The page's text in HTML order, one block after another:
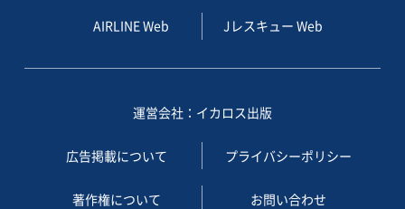
AIRLINE Web Jレスキュー Web
運営会社：イカロス出版
広告掲載について プライバシーポリシー
著作権について お問い合わせ